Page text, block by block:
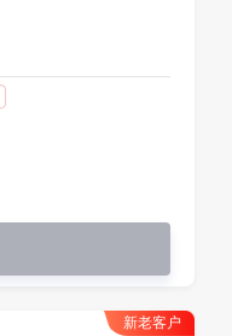
新老客户